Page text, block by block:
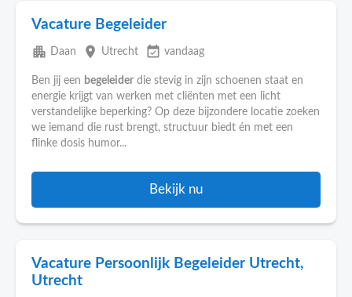
Vacature Begeleider
apartment Daan place Utrecht event_available vandaag
Ben jij een begeleider die stevig in zijn schoenen staat en
energie krijgt van werken met cliënten met een licht
verstandelijke beperking? Op deze bijzondere locatie zoeken
we iemand die rust brengt, structuur biedt én met een
flinke dosis humor...
Bekijk nu
Vacature Persoonlijk Begeleider Utrecht,
Utrecht